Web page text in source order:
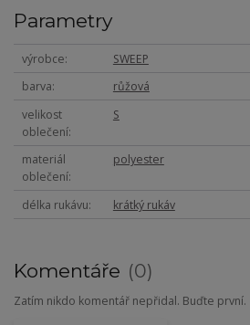
Parametry
výrobce
SWEEP
barva
růžová
velikost
oblečení
S
materiál
oblečení
polyester
délka rukávu krátký rukáv
Komentáře 0
Zatím nikdo komentář nepřidal. Buďte první.